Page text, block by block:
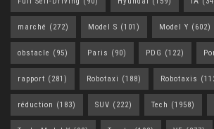
marché (272) Model S (101) Model Y (602)
obstacle (95) Paris (90) PDG (122)
rapport (281) Robotaxi (188) Robotaxis
réduction (183) SUV (222) Tech (1958)